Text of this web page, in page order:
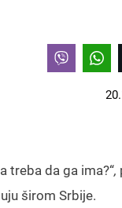
treba da ga ima?“,
širom Srbije.